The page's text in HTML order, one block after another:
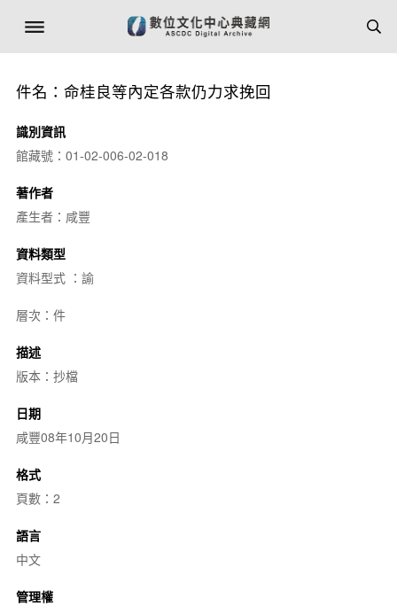
件名：命桂良等內定各款仍力求挽回
識別資訊
館藏號：01-02-006-02-018
著作者
產生者：咸豐
資料類型
資料型式 ：諭
層次：件
描述
版本：抄檔
日期
咸豐08年10月20日
格式
頁數：2
語言
中文
管理權